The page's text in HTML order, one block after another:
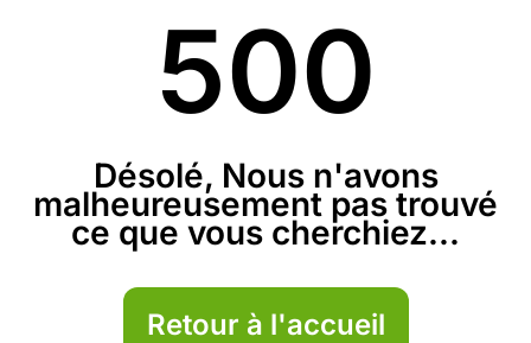
500
Désolé, Nous n'avons
malheureusement pas trouvé
ce que vous cherchiez...
Retour à l'accueil